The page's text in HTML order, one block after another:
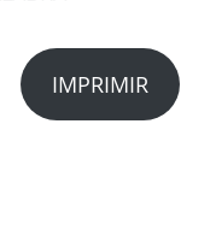
IMPRIMIR